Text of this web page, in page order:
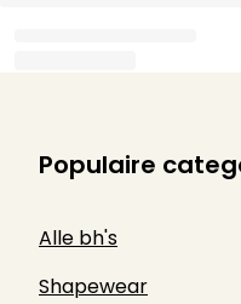
Populaire
Alle bh's
Shapewear